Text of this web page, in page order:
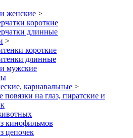
женские >
короткие
длинные
>
короткие
длинные
мужские
карнавальные >
на глаз, пиратские и
кинофильмов
цепочек